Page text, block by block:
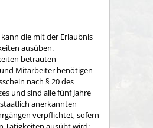
die mit der Erlaubnis
ausüben.
betrauten
Mitarbeiter benötigen
nach § 20 des
und sind alle fünf Jahre
anerkannten
verpflichtet, sofern